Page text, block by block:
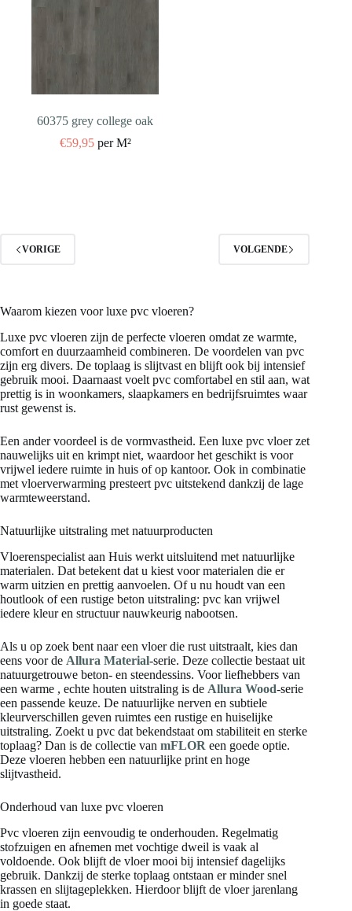
60375 grey college oak
€59,95per M²
VORIGE VOLGENDE
Waarom kiezen voor luxe pvc vloeren?
Luxe pvc vloeren zijn de perfecte vloeren omdat ze warmte,
comfort en duurzaamheid combineren. De voordelen van pvc
zijn erg divers. De toplaag is slijtvast en blijft ook bij intensief
gebruik mooi. Daarnaast voelt pvc comfortabel en stil aan, wat
prettig is in woonkamers, slaapkamers en bedrijfsruimtes waar
rust gewenst is.
Een ander voordeel is de vormvastheid. Een luxe pvc vloer zet
nauwelijks uit en krimpt niet, waardoor het geschikt is voor
vrijwel iedere ruimte in huis of op kantoor. Ook in combinatie
met vloerverwarming presteert pvc uitstekend dankzij de lage
warmteweerstand.
Natuurlijke uitstraling met natuurproducten
Vloerenspecialist aan Huis werkt uitsluitend met natuurlijke
materialen. Dat betekent dat u kiest voor materialen die er
warm uitzien en prettig aanvoelen. Of u nu houdt van een
houtlook of een rustige beton uitstraling: pvc kan vrijwel
iedere kleur en structuur nauwkeurig nabootsen.
Als u op zoek bent naar een vloer die rust uitstraalt, kies dan
eens voor de Allura Material-serie. Deze collectie bestaat uit
natuurgetrouwe beton- en steendessins. Voor liefhebbers van
een warme , echte houten uitstraling is de Allura Wood-serie
een passende keuze. De natuurlijke nerven en subtiele
kleurverschillen geven ruimtes een rustige en huiselijke
uitstraling. Zoekt u pvc dat bekendstaat om stabiliteit en sterke
toplaag? Dan is de collectie van mFLOR een goede optie.
Deze vloeren hebben een natuurlijke print en hoge
slijtvastheid.
Onderhoud van luxe pvc vloeren
Pvc vloeren zijn eenvoudig te onderhouden. Regelmatig
stofzuigen en afnemen met vochtige dweil is vaak al
voldoende. Ook blijft de vloer mooi bij intensief dagelijks
gebruik. Dankzij de sterke toplaag ontstaan er minder snel
krassen en slijtageplekken. Hierdoor blijft de vloer jarenlang
in goede staat.